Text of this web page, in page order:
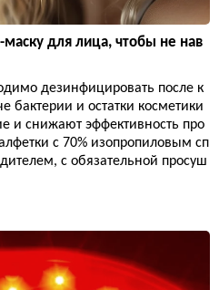
маску для лица, чтобы не нав
дезинфицировать после к
бактерии и остатки косметики
и снижают эффективность про
с 70% изопропиловым сп
с обязательной просуш